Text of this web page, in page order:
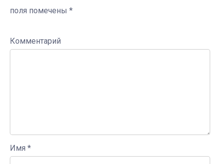
поля помечены *
Комментарий
Имя *